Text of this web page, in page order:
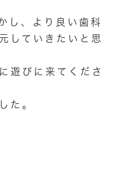
し、より良い歯科
していきたいと思
遊びに来てくださ
た。